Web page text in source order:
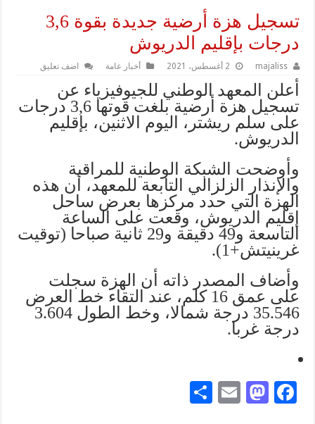
تسجيل هزة أرضية جديدة بقوة 3,6
درجات بإقليم الدريوش
majaliss 2 أغسطس، 2021 أخبار عامة اضف تعليق
أعلن المعهد الوطني للجيوفيزياء عن
تسجيل هزة أرضية بلغت قوتها 3,6 درجات
على سلم ريشتر، اليوم الاثنين، بإقليم
الدريوش.
وأوضحت الشبكة الوطنية للمراقبة
والإنذار الزلزالي التابعة للمعهد، أن هذه
الهزة التي حدد مركزها بعرض ساحل
إقليم الدريوش، وقعت على الساعة
التاسعة و49 دقيقة و29 ثانية صباحا (توقيت
غرينيتش+1).
وأضاف المصدر ذاته أن الهزة سجلت
على عمق 16 كلم، عند التقاء خط العرض
35.546 درجة شمالا، وخط الطول 3.604
درجة غربا.
Fa
M
E